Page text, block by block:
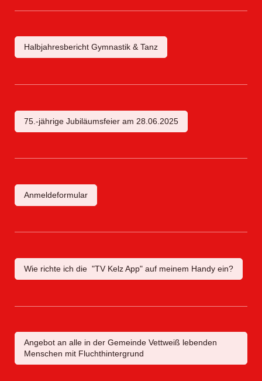
Halbjahresbericht Gymnastik & Tanz
75.-jährige Jubiläumsfeier am 28.06.2025
Anmeldeformular
Wie richte ich die "TV Kelz App" auf meinem Handy ein?
Angebot an alle in der Gemeinde Vettweiß lebenden
Menschen mit Fluchthintergrund